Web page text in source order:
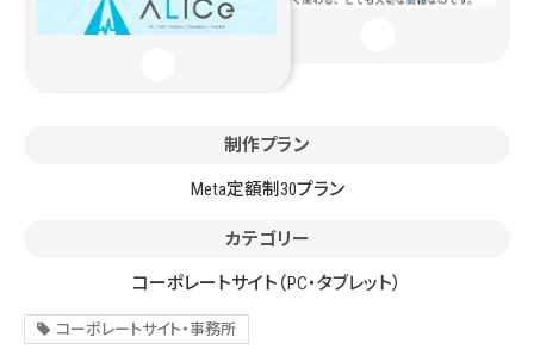
制作プラン
Meta定額制30プラン
カテゴリー
コーポレートサイト （PC・タブレット）
コーポレートサイト・事務所